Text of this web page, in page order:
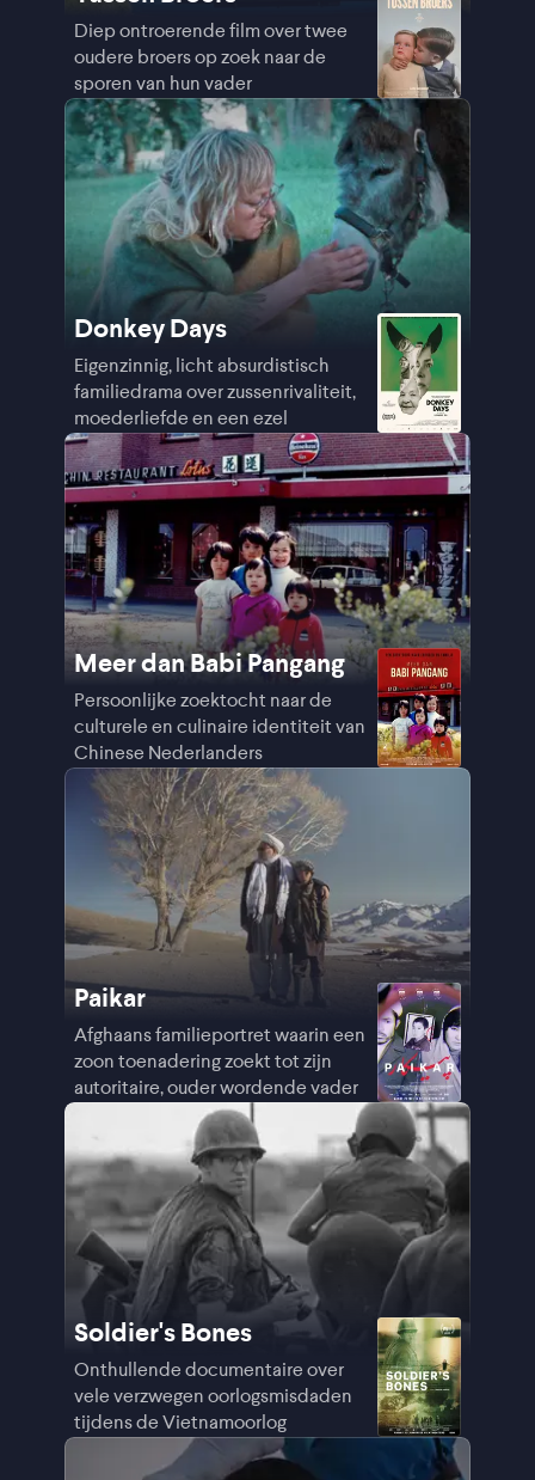
Diep ontroerende film over twee
oudere broers op zoek naar de
sporen van hun vader
Donkey Days
Eigenzinnig, licht absurdistisch
familiedrama over zussenrivaliteit,
moederliefde en een ezel
Meer dan Babi Pangang
Persoonlijke zoektocht naar de
culturele en culinaire identiteit van
Chinese Nederlanders
Paikar
Afghaans familieportret waarin een
zoon toenadering zoekt tot zijn
autoritaire, ouder wordende vader
Soldier's Bones
Onthullende documentaire over
vele verzwegen oorlogsmisdaden
tijdens de Vietnamoorlog